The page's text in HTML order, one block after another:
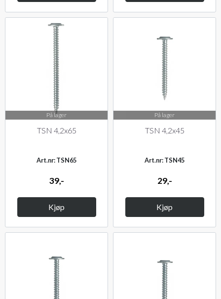
På lager
TSN 4,2x65
Art.nr: TSN65
39,-
Kjøp
På lager
TSN 4,2x45
Art.nr: TSN45
29,-
Kjøp